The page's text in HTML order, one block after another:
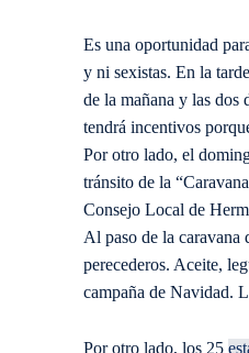
Es una oportunidad
y ni sexistas. En la
de la mañana y las dos
tendrá incentivos
Por otro lado, el
tránsito de la
Consejo Local de
Al paso de la caravana
perecederos. Aceite,
campaña de Navidad.
Por otro lado, los 25